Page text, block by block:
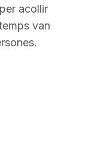
acollir
van